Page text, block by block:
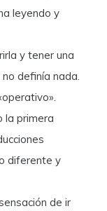
leyendo y
y tener una
definía nada.
la primera
diferente y
de ir